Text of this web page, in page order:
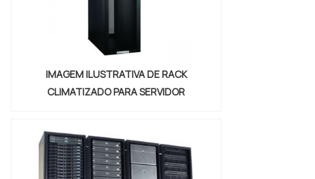
IMAGEM ILUSTRATIVA DE RACK
CLIMATIZADO PARA SERVIDOR